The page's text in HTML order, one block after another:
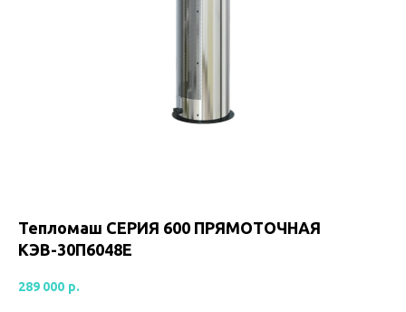
Тепломаш CЕРИЯ 600 ПРЯМОТОЧНАЯ
КЭВ-30П6048Е
289 000 р.